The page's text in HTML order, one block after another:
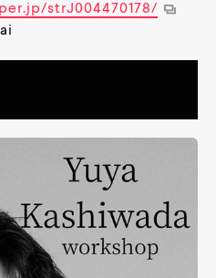
strJ004470178/